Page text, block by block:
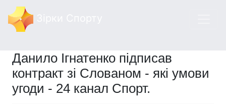
Данило Ігнатенко підписав
контракт зі Слованом - які умови
угоди - 24 канал Спорт.